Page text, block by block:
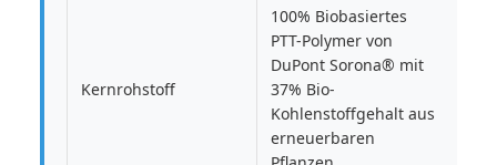
Kernrohstoff
100% Biobasiertes
PTT-Polymer von
DuPont Sorona® mit
37% Bio-
Kohlenstoffgehalt aus
erneuerbaren